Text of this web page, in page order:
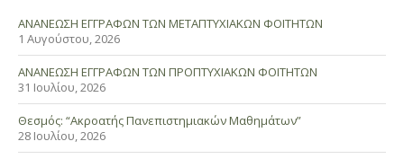
ΑΝΑΝΕΩΣΗ ΕΓΓΡΑΦΩΝ ΤΩΝ ΜΕΤΑΠΤΥΧΙΑΚΩΝ ΦΟΙΤΗΤΩΝ
1 Αυγούστου, 2026
ΑΝΑΝΕΩΣΗ ΕΓΓΡΑΦΩΝ ΤΩΝ ΠΡΟΠΤΥΧΙΑΚΩΝ ΦΟΙΤΗΤΩΝ
31 Ιουλίου, 2026
Θεσμός: “Ακροατής Πανεπιστημιακών Μαθημάτων”
28 Ιουλίου, 2026